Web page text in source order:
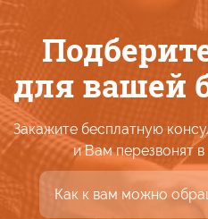
для вашей
Закажите бесплатную
и Вамперезвонят